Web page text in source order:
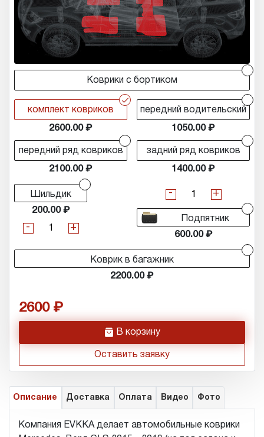
Коврики с бортиком
r
комплект ковриков
2600.00
передний водительский
1050.00
передний ряд ковриков
2100.00
задний ряд ковриков
1400.00
Коврик в багажник
2200.00
Шильдик
200.00
- +
Подпятник
600.00
- +
2600
h В корзину
Оставить заявку
Описание Доставка Оплата Видео Фото
Компания EVKKA делает автомобильные коврики